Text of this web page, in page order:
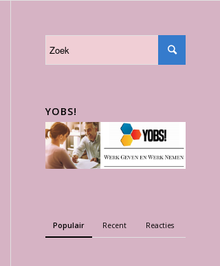
YOBS!
Populair Recent Reacties